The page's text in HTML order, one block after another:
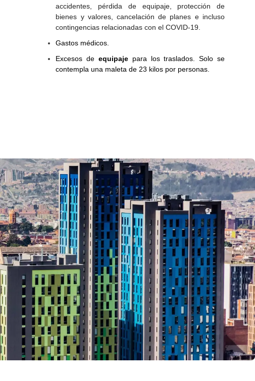
accidentes, pérdida de equipaje, protección de
bienes y valores, cancelación de planes e incluso
contingencias relacionadas con el COVID-19.
Gastos médicos.
Excesos de equipajepara los traslados. Solo se
contempla una maleta de 23 kilos por personas.